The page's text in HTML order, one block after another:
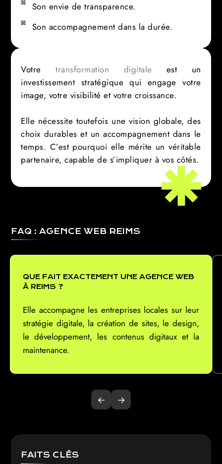
Son envie de transparence.
Son accompagnement dans la durée.
Votretransformation digitale est un
investissement stratégique qui engage votre
image, votre visibilité et votre croissance.
Elle nécessite toutefois une vision globale, des
choix durables et un accompagnement dans le
temps. C’est pourquoi elle mérite un véritable
partenaire, capable de s’impliquer à vos côtés.
FAQ : AGENCE WEB REIMS
QUE FAIT EXACTEMENT UNE AGENCE WEB
À REIMS ?
Elle accompagne les entreprises locales sur leur
stratégie digitale, la création de sites, le design,
le développement, les contenus digitaux et la
maintenance.
← →
FAITS CLÉS